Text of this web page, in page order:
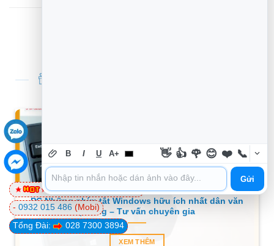
PC Những phím tắt Windows hữu ích nhất dân văn
phòng – Tư vấn chuyên gia
XEM THÊM
Tổng Đài: 028 7300 3894
- 0932 015 486 (Mobi)
0981 81 32 72(Viettel)
B I U A+ 👋 👍 🌹 😊 ❤️ 📞
Gửi